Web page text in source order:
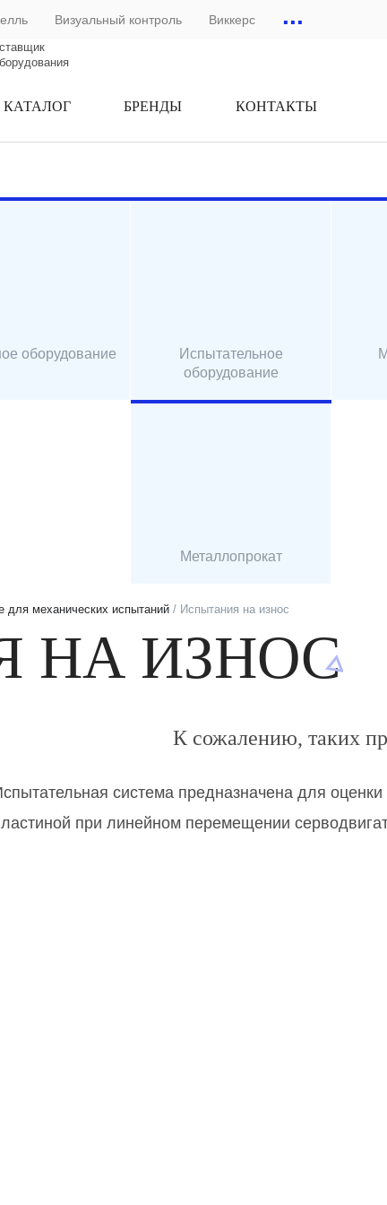
Визуальный контроль Виккерс ...
КАТАЛОГ БРЕНДЫ КОНТАКТЫ
оборудование
Испытательное
оборудование
Металлопрокат
для механических испытаний / Испытания на износ
НА ИЗНОС
К сожалению, таких
система предназначена для
при линейном перемещении